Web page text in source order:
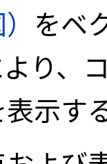
をベ
り、
示す